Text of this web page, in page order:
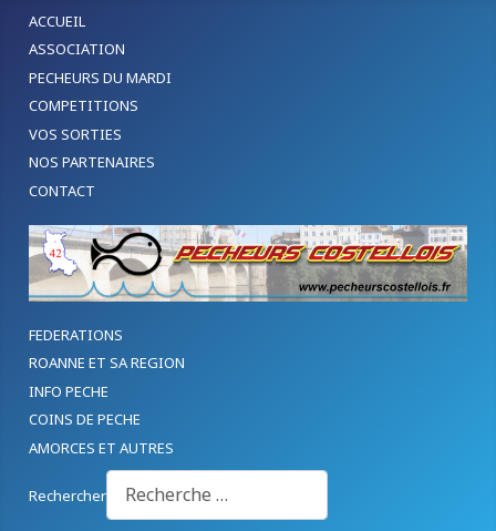
ACCUEIL
ASSOCIATION
PECHEURS DU MARDI
COMPETITIONS
VOS SORTIES
NOS PARTENAIRES
CONTACT
FEDERATIONS
ROANNE ET SA REGION
INFO PECHE
COINS DE PECHE
AMORCES ET AUTRES
Rechercher